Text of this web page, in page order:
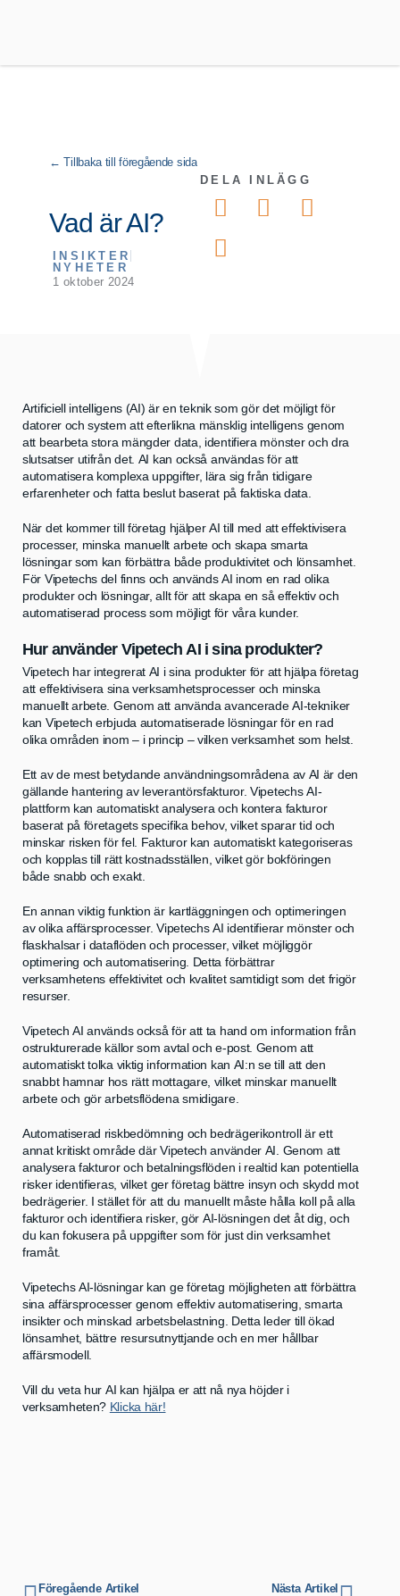
Vad är AI?
INSIKTER
NYHETER
1 oktober 2024
DELA INLÄGG
Artificiell intelligens (AI) är en teknik som gör det möjligt för
datorer och system att efterlikna mänsklig intelligens genom
att bearbeta stora mängder data, identifiera mönster och dra
slutsatser utifrån det. AI kan också användas för att
automatisera komplexa uppgifter, lära sig från tidigare
erfarenheter och fatta beslut baserat på faktiska data.
När det kommer till företag hjälper AI till med att effektivisera
processer, minska manuellt arbete och skapa smarta
lösningar som kan förbättra både produktivitet och lönsamhet.
För Vipetechs del finns och används AI inom en rad olika
produkter och lösningar, allt för att skapa en så effektiv och
automatiserad process som möjligt för våra kunder.
Hur använder Vipetech AI i sina produkter?
Vipetech har integrerat AI i sina produkter för att hjälpa företag
att effektivisera sina verksamhetsprocesser och minska
manuellt arbete. Genom att använda avancerade AI-tekniker
kan Vipetech erbjuda automatiserade lösningar för en rad
olika områden inom – i princip – vilken verksamhet som helst.
Ett av de mest betydande användningsområdena av AI är den
gällande hantering av leverantörsfakturor. Vipetechs AI-
plattform kan automatiskt analysera och kontera fakturor
baserat på företagets specifika behov, vilket sparar tid och
minskar risken för fel. Fakturor kan automatiskt kategoriseras
och kopplas till rätt kostnadsställen, vilket gör bokföringen
både snabb och exakt.
En annan viktig funktion är kartläggningen och optimeringen
av olika affärsprocesser. Vipetechs AI identifierar mönster och
flaskhalsar i dataflöden och processer, vilket möjliggör
optimering och automatisering. Detta förbättrar
verksamhetens effektivitet och kvalitet samtidigt som det frigör
resurser.
Vipetech AI används också för att ta hand om information från
ostrukturerade källor som avtal och e-post. Genom att
automatiskt tolka viktig information kan AI:n se till att den
snabbt hamnar hos rätt mottagare, vilket minskar manuellt
arbete och gör arbetsflödena smidigare.
Automatiserad riskbedömning och bedrägerikontroll är ett
annat kritiskt område där Vipetech använder AI. Genom att
analysera fakturor och betalningsflöden i realtid kan potentiella
risker identifieras, vilket ger företag bättre insyn och skydd mot
bedrägerier. I stället för att du manuellt måste hålla koll på alla
fakturor och identifiera risker, gör AI-lösningen det åt dig, och
du kan fokusera på uppgifter som för just din verksamhet
framåt.
Vipetechs AI-lösningar kan ge företag möjligheten att förbättra
sina affärsprocesser genom effektiv automatisering, smarta
insikter och minskad arbetsbelastning. Detta leder till ökad
lönsamhet, bättre resursutnyttjande och en mer hållbar
affärsmodell.
Vill du veta hur AI kan hjälpa er att nå nya höjder i
verksamheten? Klicka här!
Föregående Artikel
Nästa Artikel